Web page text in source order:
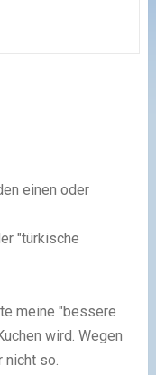
einen oder
"türkische
meine "bessere
wird. Wegen
nicht so.